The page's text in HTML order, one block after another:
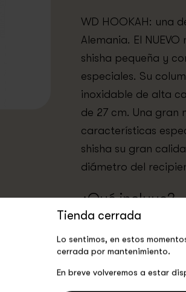
WD HOOKAH: una
Alemania. El
shisha pequeña y
especiales. Su
inoxidable de alta
de 27 cm. Una gran
características
shisha su gran
diámetro del
¿Qué incluye?
Esta cachimba
especiales. Estos
un difusor
de escape y un
Tienda cerrada
Lo sentimos, en estos
cerrada por mantenimiento.
En breve volveremos a estar